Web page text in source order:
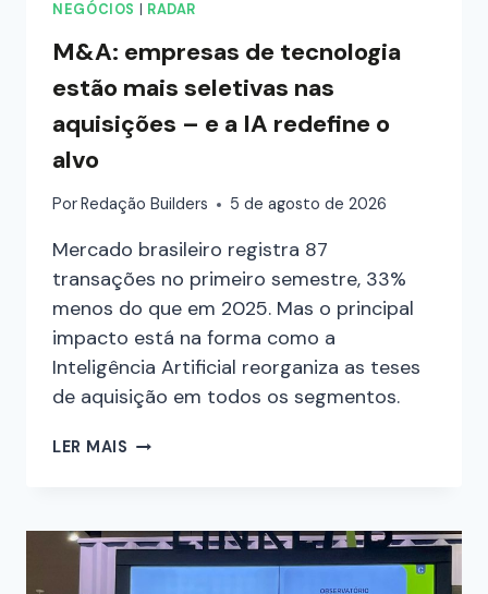
NEGÓCIOS RADAR
M&A: empresas de tecnologia
estão mais seletivas nas
aquisições – e a IA redefine o
alvo
Por Redação Builders 5 de agosto de 2026
Mercado brasileiro registra 87
transações no primeiro semestre, 33%
menos do que em 2025. Mas o principal
impacto está na forma como a
Inteligência Artificial reorganiza as teses
de aquisição em todos os segmentos.
LER MAIS